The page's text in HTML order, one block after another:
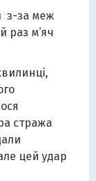
з-за меж
раз м’яч
стража
цей удар